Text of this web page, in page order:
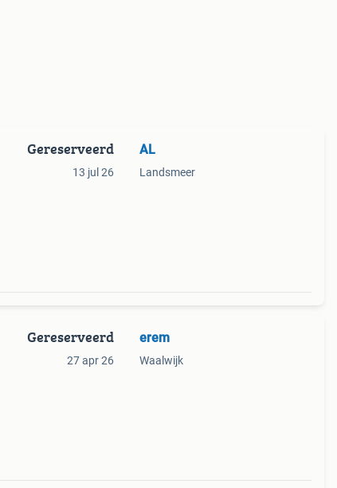
Gereserveerd
13 jul 26
AL
Landsmeer
Gereserveerd
27 apr 26
erem
Waalwijk